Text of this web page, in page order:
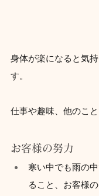
身体が楽になると気
す。
仕事や趣味、他のこと
お客様の努力
寒い中でも雨の
ること、お客様